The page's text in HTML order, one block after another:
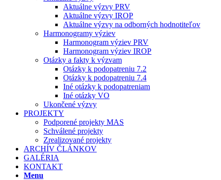
Aktuálne výzvy PRV
Aktuálne výzvy IROP
Aktuálne výzvy na odborných hodnotiteľov
Harmonogramy výziev
Harmonogram výziev PRV
Harmonogram výziev IROP
Otázky a fakty k výzvam
Otázky k podopatreniu 7.2
Otázky k podopatreniu 7.4
Iné otázky k podopatreniam
Iné otázky VO
Ukončené výzvy
PROJEKTY
Podporené projekty MAS
Schválené projekty
Zrealizované projekty
ARCHÍV ČLÁNKOV
GALÉRIA
KONTAKT
Menu